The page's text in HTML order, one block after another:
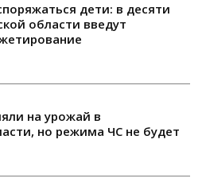
дети: в десяти
области введут
на урожай в
но режима ЧС не будет